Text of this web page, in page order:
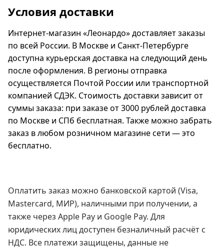
Условия доставки
Интернет-магазин «Леонардо» доставляет заказы
по всей России. В Москве и Санкт-Петербурге
доступна курьерская доставка на следующий день
после оформления. В регионы отправка
осуществляется Почтой России или транспортной
компанией СДЭК. Стоимость доставки зависит от
суммы заказа: при заказе от 3000 рублей доставка
по Москве и СПб бесплатная. Также можно забрать
заказ в любом розничном магазине сети — это
бесплатно.
Оплатить заказ можно банковской картой (Visa,
Mastercard, МИР), наличными при получении, а
также через Apple Pay и Google Pay. Для
юридических лиц доступен безналичный расчёт с
НДС. Все платежи защищены, данные не